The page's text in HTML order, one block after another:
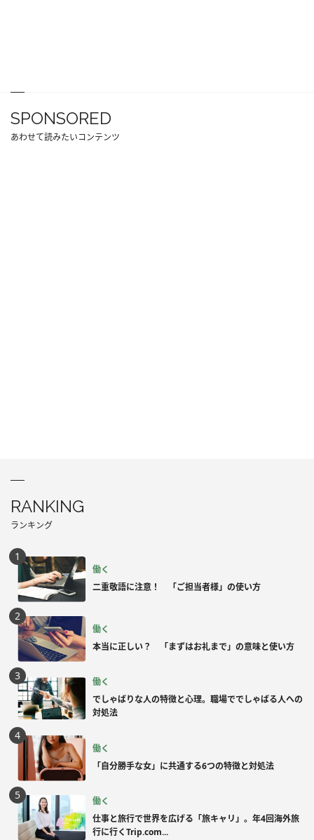
SPONSORED
あわせて読みたいコンテンツ
RANKING
ランキング
働く
二重敬語に注意！ 「ご担当者様」の使い方
働く
本当に正しい？ 「まずはお礼まで」の意味と使い方
働く
でしゃばりな人の特徴と心理。職場ででしゃばる人への
対処法
働く
「自分勝手な女」に共通する6つの特徴と対処法
働く
仕事と旅行で世界を広げる「旅キャリ」。年4回海外旅
行に行くTrip.com...